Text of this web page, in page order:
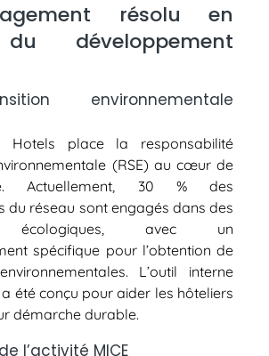
résolu en
développement
environnementale
Hotels place la responsabilité
(RSE) au cœur de
Actuellement, 30 % des
du réseau sont engagés dans des
écologiques, avec un
spécifique pour l’obtention de
L’outil interne
a été conçu pour aider les hôteliers
démarche durable.
l’activité MICE